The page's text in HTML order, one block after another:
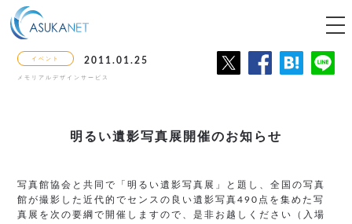
イベント 2011.01.25
メモリアルデザインサービス
明るい遺影写真展開催のお知らせ
写真館協会と共同で「明るい遺影写真展」と題し、全国の写真
館が撮影した近代的でセンスの良い遺影写真490点を集めた写
真展を次の要綱で開催しますので、是非お越しください（入場